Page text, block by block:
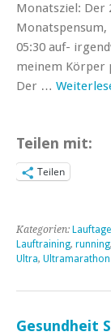
Monatsziel: Der
Monatspensum,
05:30 auf-
meinem Körper
Der …
Teilen mit:
Teilen
Kategorien:
Lauftraining, running,
Ultra, Ultramarathon
Gesundheit